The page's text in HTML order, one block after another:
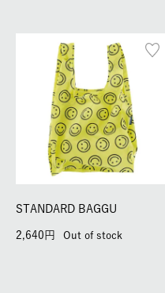
STANDARD BAGGU
2,640 Out of stock